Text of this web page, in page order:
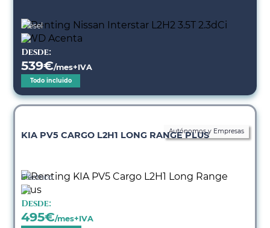
Diésel
Autónomos y Empresas
Desde:
539€/mes+IVA
Todo incluido
KIA PV5 CARGO L2H1 LONG RANGE PLUS
Eléctrico
Desde:
495€/mes+IVA